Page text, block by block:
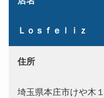
Ｌｏｓｆｅｌｉｚ
住所
埼玉県本庄市けや木